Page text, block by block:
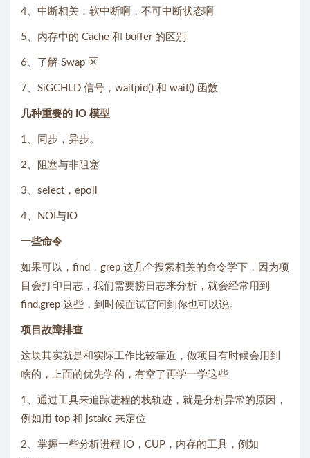
4、中断相关：软中断啊，不可中断状态啊
5、内存中的 Cache 和 buffer 的区别
6、了解 Swap 区
7、SiGCHLD 信号，waitpid() 和 wait() 函数
几种重要的 IO 模型
1、同步，异步。
2、阻塞与非阻塞
3、select，epoll
4、NOI与IO
一些命令
如果可以，find，grep 这几个搜索相关的命令学下，因为项
目会打印日志，我们需要捞日志来分析，就会经常用到
find,grep 这些，到时候面试官问到你也可以说。
项目故障排查
这块其实就是和实际工作比较靠近，做项目有时候会用到
啥的，上面的优先学的，有空了再学一学这些
1、通过工具来追踪进程的栈轨迹，就是分析异常的原因，
例如用 top 和 jstakc 来定位
2、掌握一些分析进程 IO，CUP，内存的工具，例如